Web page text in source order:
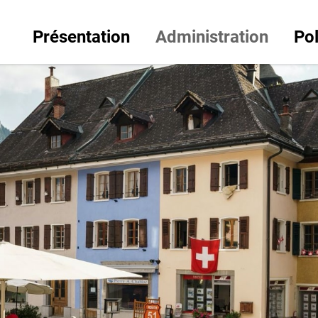
Présentation Administration